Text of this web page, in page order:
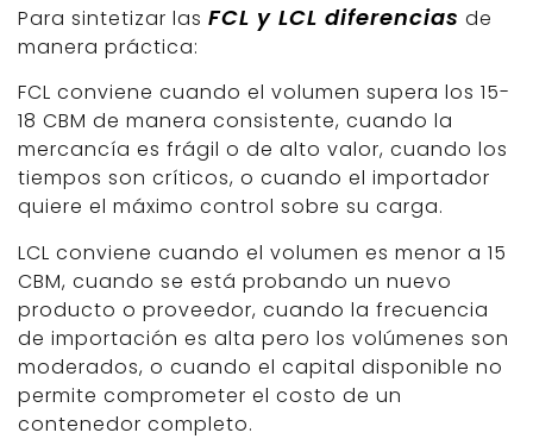
Para sintetizar las FCL y LCL diferencias de
manera práctica:
FCL conviene cuando el volumen supera los 15-
18 CBM de manera consistente, cuando la
mercancía es frágil o de alto valor, cuando los
tiempos son críticos, o cuando el importador
quiere el máximo control sobre su carga.
LCL conviene cuando el volumen es menor a 15
CBM, cuando se está probando un nuevo
producto o proveedor, cuando la frecuencia
de importación es alta pero los volúmenes son
moderados, o cuando el capital disponible no
permite comprometer el costo de un
contenedor completo.